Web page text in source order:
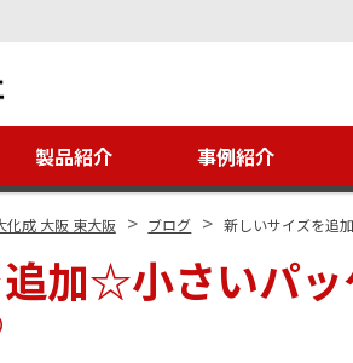
製品紹介 事例紹介
化成 大阪 東大阪 > ブログ > 新しいサイズを追
加☆小さいパ